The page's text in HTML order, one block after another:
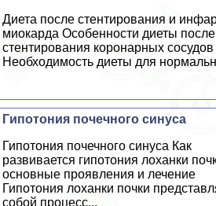
Диета после стентирования и
миокарда Особенности диеты после
стентирования коронарных
Необходимость диеты для
Гипотония почечного синуса
Гипотония почечного синуса Как
развивается гипотония лоханки
основные проявления и лечение
Гипотония лоханки почки
собой процесс...